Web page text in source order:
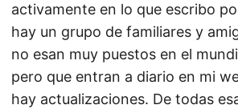
activamente en lo que escribo
hay un grupo de familiares y
no esan muy puestos en el
pero que entran a diario en mi
hay actualizaciones. De todas